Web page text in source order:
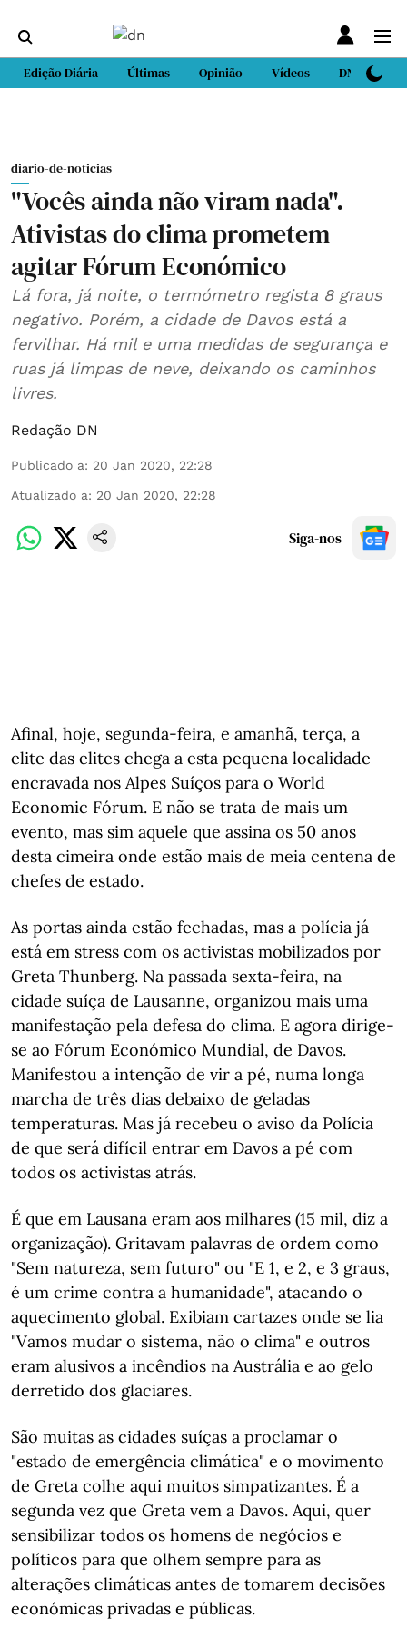
Edição Diária Últimas Opinião Vídeos DN Sport
diario-de-noticias
"Vocês ainda não viram nada".
Ativistas do clima prometem
agitar Fórum Económico
Lá fora, já noite, o termómetro regista 8 graus
negativo. Porém, a cidade de Davos está a
fervilhar. Há mil e uma medidas de segurança e
ruas já limpas de neve, deixando os caminhos
livres.
Redação DN
Publicado a: 20 Jan 2020, 22:28
Atualizado a: 20 Jan 2020, 22:28
Siga-nos
Afinal, hoje, segunda-feira, e amanhã, terça, a
elite das elites chega a esta pequena localidade
encravada nos Alpes Suíços para o World
Economic Fórum. E não se trata de mais um
evento, mas sim aquele que assina os 50 anos
desta cimeira onde estão mais de meia centena de
chefes de estado.
As portas ainda estão fechadas, mas a polícia já
está em stress com os activistas mobilizados por
Greta Thunberg. Na passada sexta-feira, na
cidade suíça de Lausanne, organizou mais uma
manifestação pela defesa do clima. E agora dirige-
se ao Fórum Económico Mundial, de Davos.
Manifestou a intenção de vir a pé, numa longa
marcha de três dias debaixo de geladas
temperaturas. Mas já recebeu o aviso da Polícia
de que será difícil entrar em Davos a pé com
todos os activistas atrás.
É que em Lausana eram aos milhares (15 mil, diz a
organização). Gritavam palavras de ordem como
"Sem natureza, sem futuro" ou "E 1, e 2, e 3 graus,
é um crime contra a humanidade", atacando o
aquecimento global. Exibiam cartazes onde se lia
"Vamos mudar o sistema, não o clima" e outros
eram alusivos a incêndios na Austrália e ao gelo
derretido dos glaciares.
São muitas as cidades suíças a proclamar o
"estado de emergência climática" e o movimento
de Greta colhe aqui muitos simpatizantes. É a
segunda vez que Greta vem a Davos. Aqui, quer
sensibilizar todos os homens de negócios e
políticos para que olhem sempre para as
alterações climáticas antes de tomarem decisões
económicas privadas e públicas.